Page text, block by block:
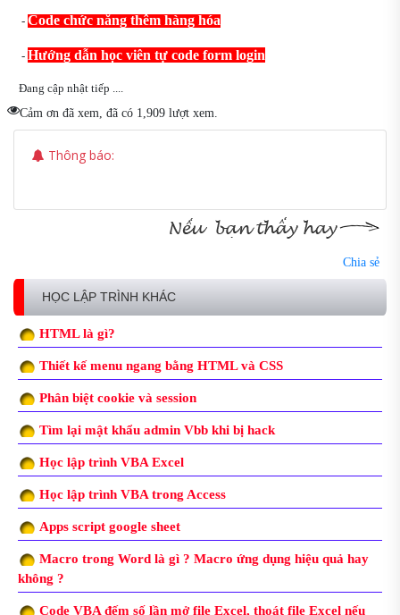
- Code chức năng thêm hàng hóa
- Hướng dẫn học viên tự code form login
Đang cập nhật tiếp ....
Cảm ơn đã xem, đã có 1,909 lượt xem.
Thông báo:
Chia sẻ
HỌC LẬP TRÌNH KHÁC
HTML là gì?
Thiết kế menu ngang bằng HTML và CSS
Phân biệt cookie và session
Tìm lại mật khẩu admin Vbb khi bị hack
Học lập trình VBA Excel
Học lập trình VBA trong Access
Apps script google sheet
Macro trong Word là gì ? Macro ứng dụng hiệu quả hay
không ?
Code VBA đếm số lần mở file Excel, thoát file Excel nếu